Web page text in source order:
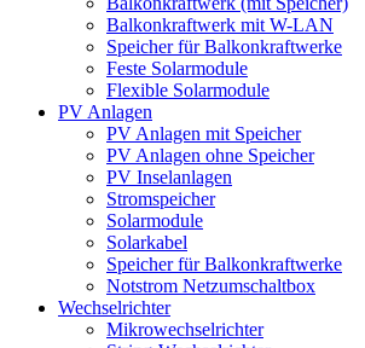
Balkonkraftwerk mit W-LAN
Speicher für Balkonkraftwerke
Feste Solarmodule
Flexible Solarmodule
PV Anlagen
PV Anlagen mit Speicher
PV Anlagen ohne Speicher
PV Inselanlagen
Stromspeicher
Solarmodule
Solarkabel
Speicher für Balkonkraftwerke
Notstrom Netzumschaltbox
Wechselrichter
Mikrowechselrichter